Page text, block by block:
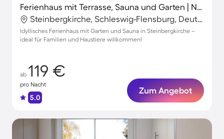
Ferienhaus mit Terrasse, Sauna und Garten | Naturblick
Steinbergkirche, Schleswig-Flensburg, Deutschland
Idyllisches Ferienhaus mit Garten und Sauna in Steinbergkirche –
ideal für Familien und Haustiere willkommen!
ab 119 €
pro Nacht
5.0
Zum Angebot